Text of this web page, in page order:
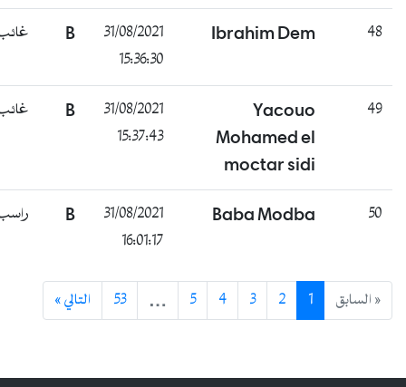
Ibrahim Dem
31/08/2021
15:36:30
غائب
Yacouo
Mohamed el
moctar sidi
31/08/2021
15:37:43
غائب
Baba Modba
31/08/2021
16:01:17
راسب
« السابق … التالي »